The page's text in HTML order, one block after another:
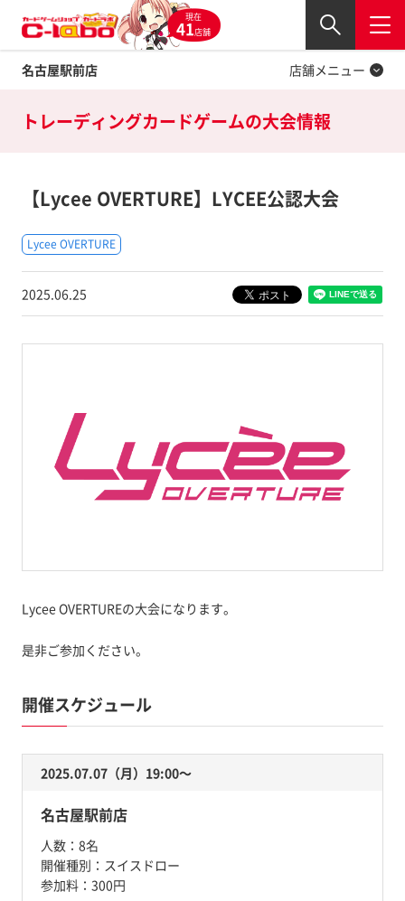
現在
41店舗
名古屋駅前店
閉じる
店舗メニュー
Twitter
トレーディングカードゲームの大会情報
【Lycee OVERTURE】LYCEE公認大会
Lycee OVERTURE
2025.06.25
Lycee OVERTUREの大会になります。
是非ご参加ください。
開催スケジュール
2025.07.07（月）19:00〜
名古屋駅前店
人数： 8名
開催種別： スイスドロー
参加料： 300円